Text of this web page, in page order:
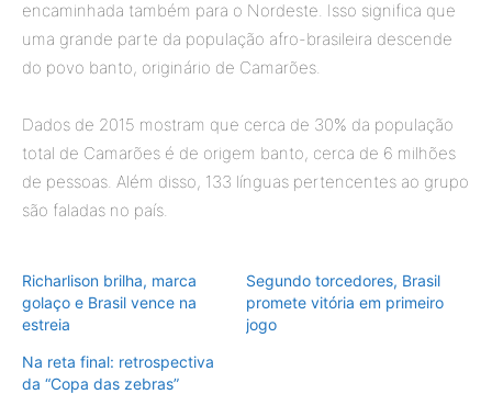
encaminhada também para o Nordeste. Isso significa que
uma grande parte da população afro-brasileira descende
do povo banto, originário de Camarões.
Dados de 2015 mostram que cerca de 30% da população
total de Camarões é de origem banto, cerca de 6 milhões
de pessoas. Além disso, 133 línguas pertencentes ao grupo
são faladas no país.
Richarlison brilha, marca
golaço e Brasil vence na
estreia
Segundo torcedores, Brasil
promete vitória em primeiro
jogo
Na reta final: retrospectiva
da “Copa das zebras”